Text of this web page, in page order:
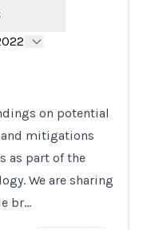
on potential
and mitigations
as part of the
We are sharing
br…